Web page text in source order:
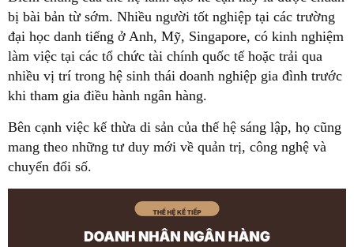
bị bài bản từ sớm. Nhiều người tốt nghiệp tại các trường
đại học danh tiếng ở Anh, Mỹ, Singapore, có kinh nghiệm
làm việc tại các tổ chức tài chính quốc tế hoặc trải qua
nhiều vị trí trong hệ sinh thái doanh nghiệp gia đình trước
khi tham gia điều hành ngân hàng.
Bên cạnh việc kế thừa di sản của thế hệ sáng lập, họ cũng
mang theo những tư duy mới về quản trị, công nghệ và
chuyển đổi số.